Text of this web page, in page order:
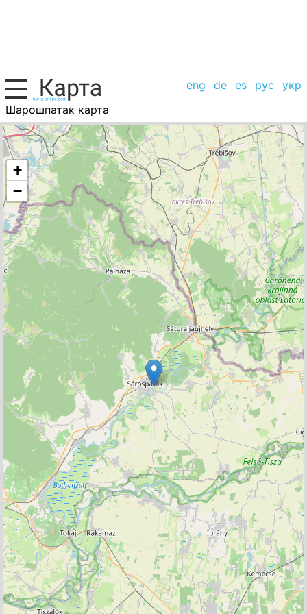
eng de es рус
укр
Шарошпатак карта
Венгрия, список городов
+
−